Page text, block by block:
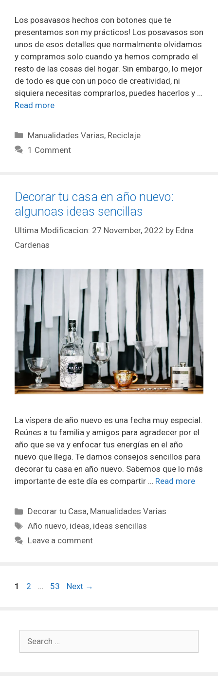
Los posavasos hechos con botones que te
presentamos son my prácticos! Los posavasos son
unos de esos detalles que normalmente olvidamos
y compramos solo cuando ya hemos comprado el
resto de las cosas del hogar. Sin embargo, lo mejor
de todo es que con un poco de creatividad, ni
siquiera necesitas comprarlos, puedes hacerlos y …
Read more
Manualidades Varias, Reciclaje
1 Comment
Decorar tu casa en año nuevo:
algunoas ideas sencillas
27 November, 2022 by Edna
Cardenas
La víspera de año nuevo es una fecha muy especial.
Reúnes a tu familia y amigos para agradecer por el
año que se va y enfocar tus energías en el año
nuevo que llega. Te damos consejos sencillos para
decorar tu casa en año nuevo. Sabemos que lo más
importante de este día es compartir … Read more
Decorar tu Casa, Manualidades Varias
Año nuevo, ideas, ideas sencillas
Leave a comment
1 2 … 53 Next →